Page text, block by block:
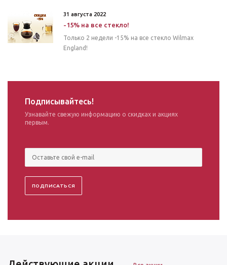
31 августа 2022
-15% на все стекло!
Только 2 недели -15% на все стекло Wilmax
England!
Подписывайтесь!
Узнавайте свежую информацию о скидках и акциях
первым.